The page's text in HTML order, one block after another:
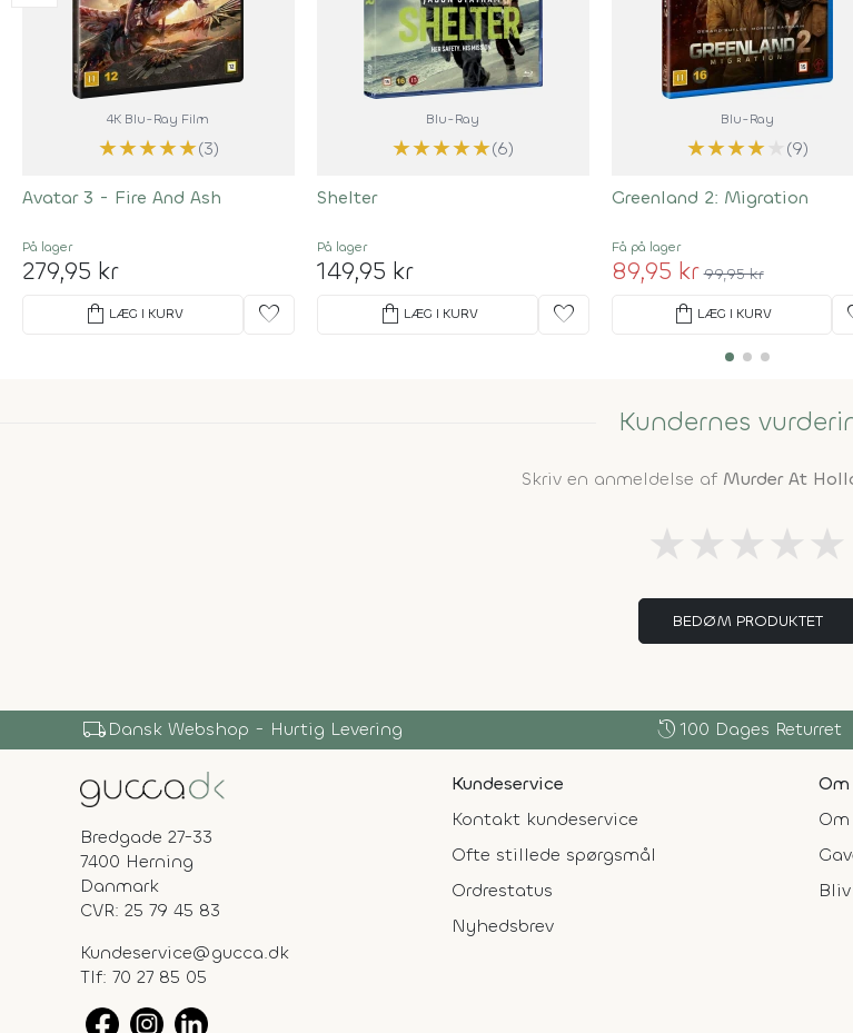
4K Blu-Ray Film
★★★★★(3)
Avatar 3 - Fire And Ash
På lager
279,95 kr
shopping_bag LÆG I KURV favorite
Blu-Ray
★★★★★(6)
Shelter
På lager
149,95 kr
shopping_bag LÆG I KURV favorite
Blu-Ray
★★★★ (9)
Greenland 2: Migration
Få på lager
89,95 kr 99,95 kr
shopping_bag LÆG I KURV
Kundernes
Skriv en anmeldelse af Murder At
★★★★★
BEDØM PRODUKTET
history 100 Dages Returret
local_shippingDansk Webshop - Hurtig Levering
Kundeservice
Kontakt kundeservice
Ofte stillede spørgsmål
Ordrestatus
Nyhedsbrev
Om
Bredgade 27-33
7400 Herning
Danmark
CVR: 25 79 45 83
Kundeservice@gucca.dk
Tlf: 70 27 85 05